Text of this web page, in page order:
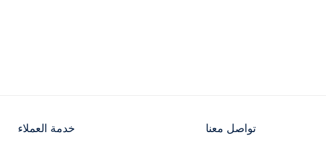
تواصل معنا خدمة العملاء